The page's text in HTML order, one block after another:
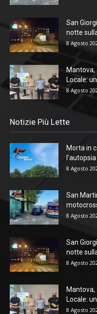
San
notte sulla
8 Agosto
Mantova,
Locale:
8 Agosto
Notizie Più Lette
Morta in
8 Agosto
San
8 Agosto
San
notte sulla
8 Agosto
Mantova,
Locale:
8 Agosto